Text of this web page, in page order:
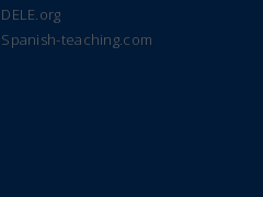
DELE.org
Spanish-teaching.com